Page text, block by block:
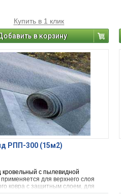
Купить в 1 клик
в корзину
РПП-300 (15м2)
кровельный с пылевидной
для верхнего слоя
ковра с защитным слоем, для